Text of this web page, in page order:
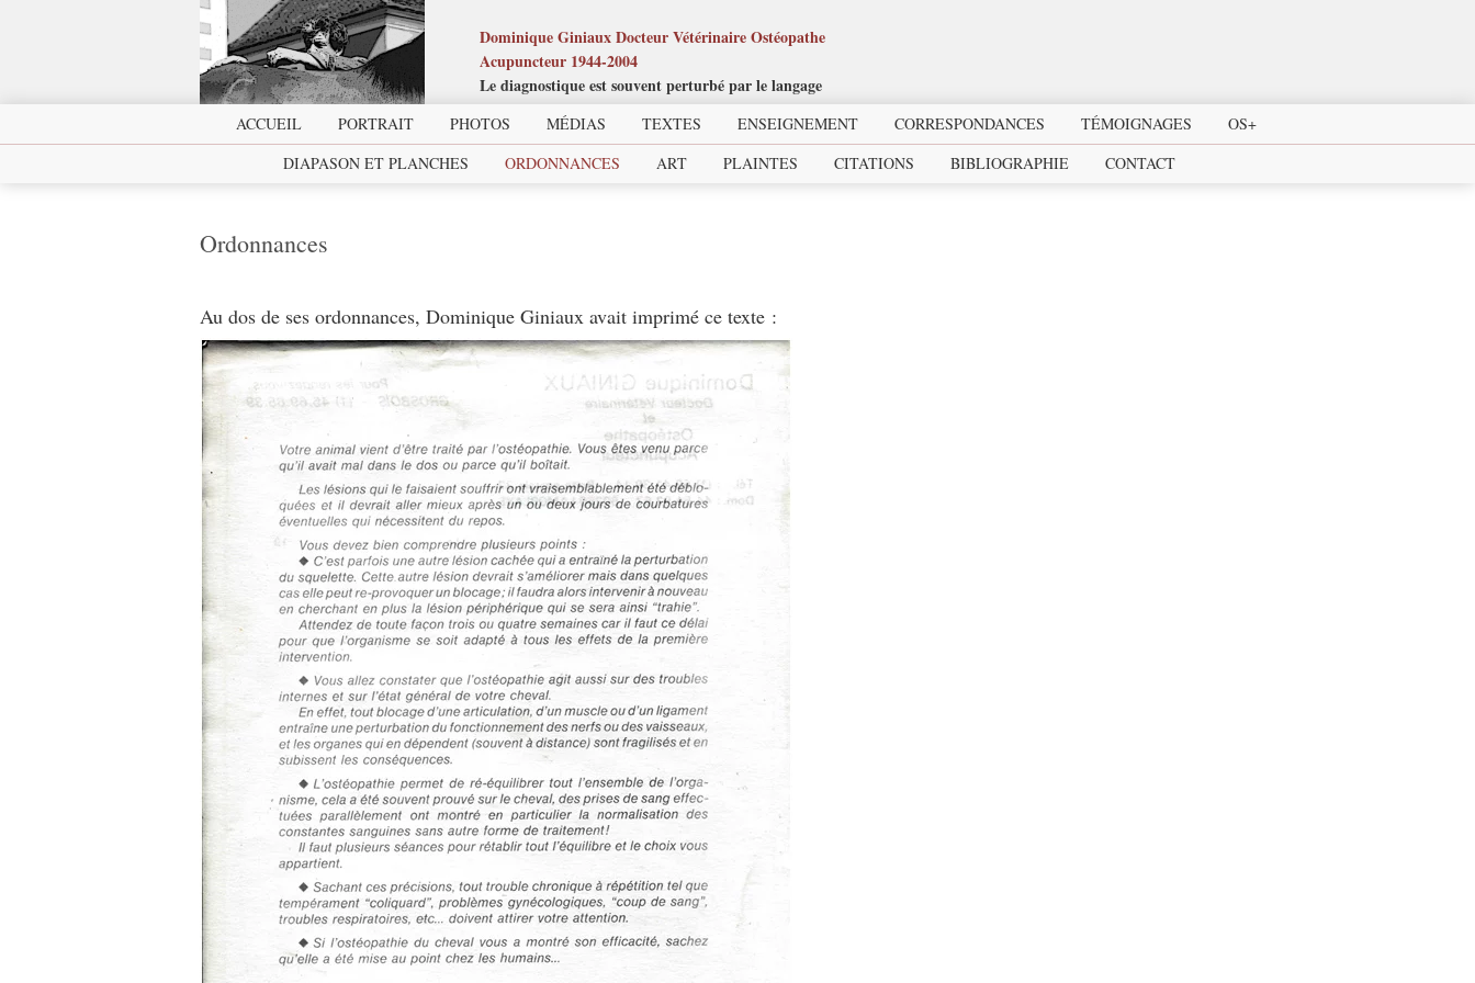
Dominique Giniaux Docteur Vétérinaire Ostéopathe
Acupuncteur 1944-2004
Le diagnostique est souvent perturbé par le langage
SKIP TO PRIMARY CONTENT
SKIP TO SECONDARY CONTENT
ACCUEIL PORTRAIT PHOTOS MÉDIAS TEXTES ENSEIGNEMENT CORRESPONDANCES TÉMOIGNAGES
OS+
DIAPASON ET PLANCHES
ORDONNANCES ART PLAINTES CITATIONS BIBLIOGRAPHIE CONTACT
Ordonnances
Au dos de ses ordonnances, Dominique Giniaux avait imprimé ce texte :